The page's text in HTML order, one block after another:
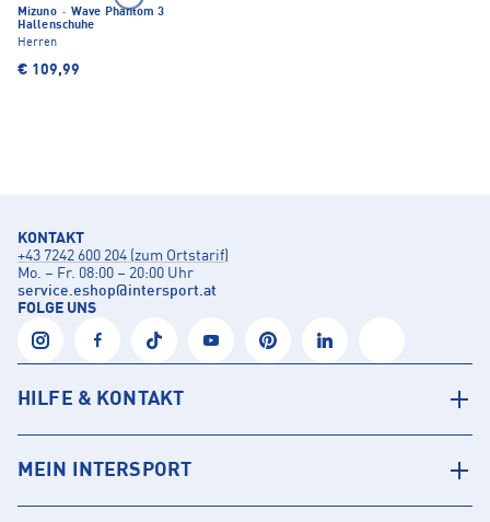
Mizuno · Wave Phantom 3
Hallenschuhe
Herren
€ 109,99
KONTAKT
+43 7242 600 204 (zum Ortstarif)
Mo. – Fr. 08:00 – 20:00 Uhr
service.eshop@intersport.at
FOLGE UNS
HILFE & KONTAKT
MEIN INTERSPORT